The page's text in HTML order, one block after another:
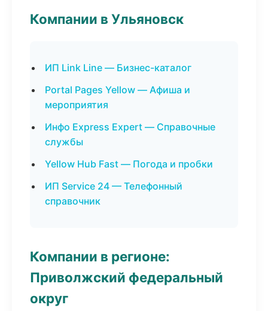
Компании в Ульяновск
ИП Link Line — Бизнес-каталог
Portal Pages Yellow — Афиша и
мероприятия
Инфо Express Expert — Справочные
службы
Yellow Hub Fast — Погода и пробки
ИП Service 24 — Телефонный
справочник
Компании в регионе:
Приволжский федеральный
округ